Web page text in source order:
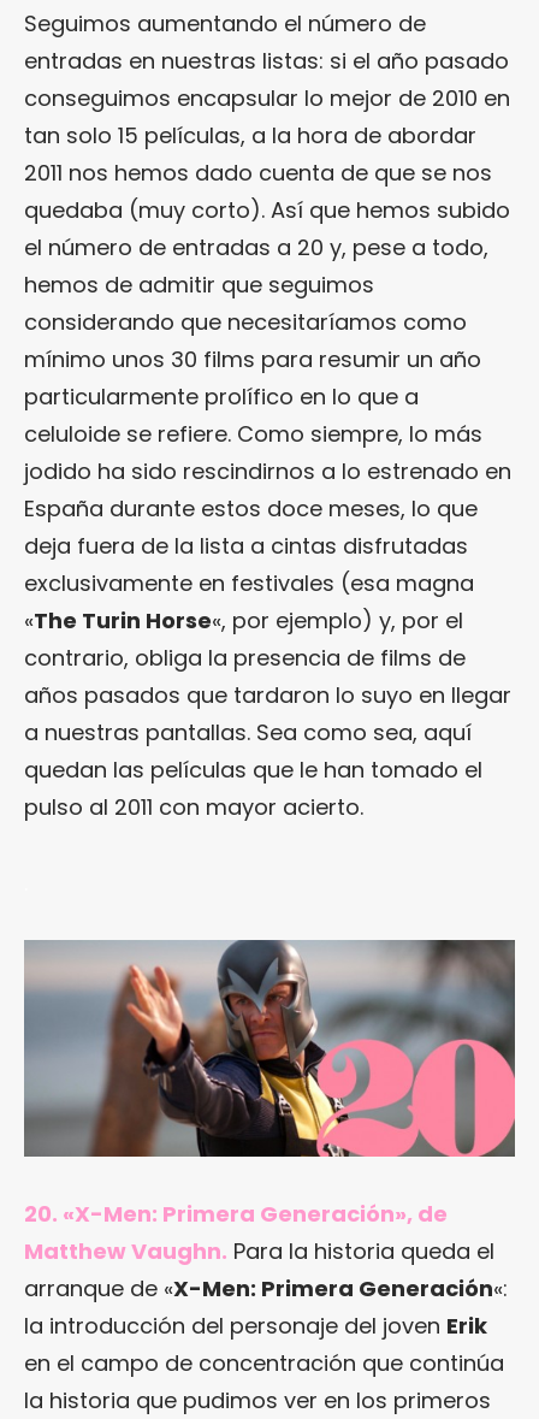
Seguimos aumentando el número de
entradas en nuestras listas: si el año pasado
conseguimos encapsular lo mejor de 2010 en
tan solo 15 películas, a la hora de abordar
2011 nos hemos dado cuenta de que se nos
quedaba (muy corto). Así que hemos subido
el número de entradas a 20 y, pese a todo,
hemos de admitir que seguimos
considerando que necesitaríamos como
mínimo unos 30 films para resumir un año
particularmente prolífico en lo que a
celuloide se refiere. Como siempre, lo más
jodido ha sido rescindirnos a lo estrenado en
España durante estos doce meses, lo que
deja fuera de la lista a cintas disfrutadas
exclusivamente en festivales (esa magna
«The Turin Horse«, por ejemplo) y, por el
contrario, obliga la presencia de films de
años pasados que tardaron lo suyo en llegar
a nuestras pantallas. Sea como sea, aquí
quedan las películas que le han tomado el
pulso al 2011 con mayor acierto.
20. «X-Men: Primera Generación», de
Matthew Vaughn. Para la historia queda el
arranque de «X-Men: Primera Generación«:
la introducción del personaje del joven Erik
en el campo de concentración que continúa
la historia que pudimos ver en los primeros